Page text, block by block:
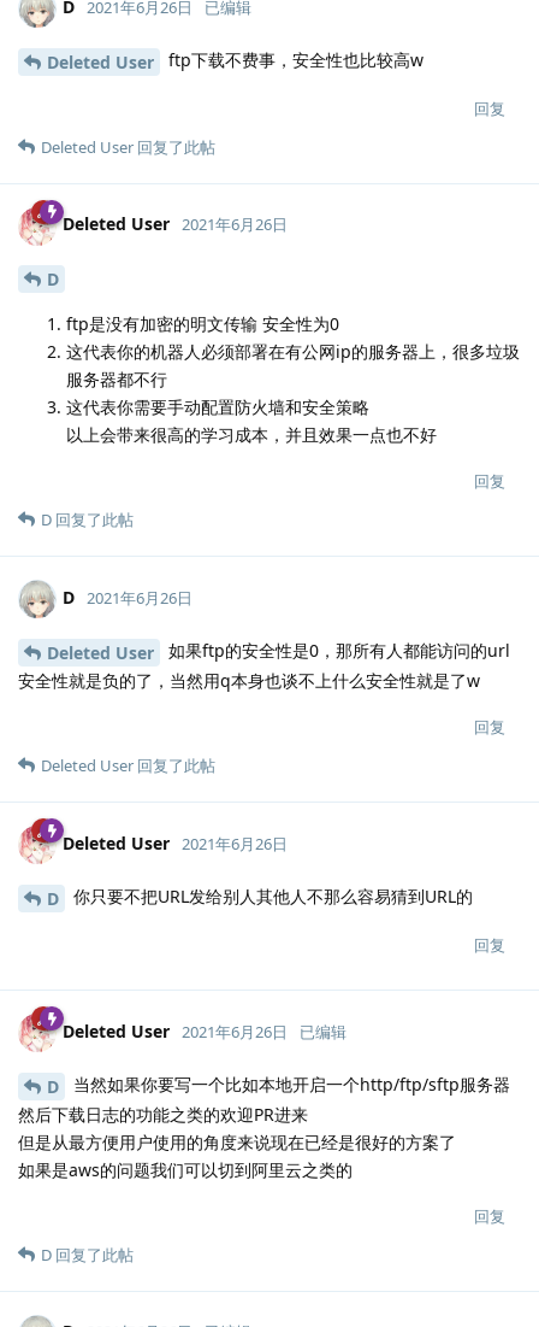
D 2021年6月26日 已编辑
Deleted User ftp下载不费事，安全性也比较高w
回复
Deleted User 回复了此帖
Deleted User 2021年6月26日
D
ftp是没有加密的明文传输 安全性为0
这代表你的机器人必须部署在有公网ip的服务器上，很多垃圾
服务器都不行
这代表你需要手动配置防火墙和安全策略
以上会带来很高的学习成本，并且效果一点也不好
回复
D 回复了此帖
D 2021年6月26日
Deleted User
如果ftp的安全性是0，那所有人都能访问的url
安全性就是负的了，当然用q本身也谈不上什么安全性就是了w
回复
Deleted User 回复了此帖
Deleted User 2021年6月26日
D 你只要不把URL发给别人其他人不那么容易猜到URL的
回复
Deleted User 2021年6月26日 已编辑
D
当然如果你要写一个比如本地开启一个http/ftp/sftp服务器
然后下载日志的功能之类的欢迎PR进来
但是从最方便用户使用的角度来说现在已经是很好的方案了
如果是aws的问题我们可以切到阿里云之类的
回复
D 回复了此帖